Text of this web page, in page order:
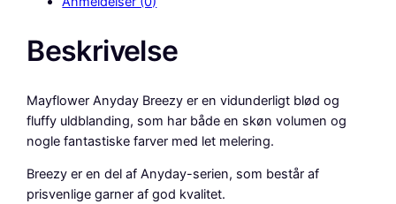
Y
D
A
Y
B
Beskrivelse
Mayflower Anyday Breezy er en vidunderligt blød og
fluffy uldblanding, som har både en skøn volumen og
nogle fantastiske farver med let melering.
Breezy er en del af Anyday-serien, som består af
prisvenlige garner af god kvalitet.